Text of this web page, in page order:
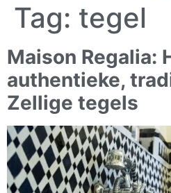
Tag: tegel
Maison Regalia:
authentieke,
Zellige tegels